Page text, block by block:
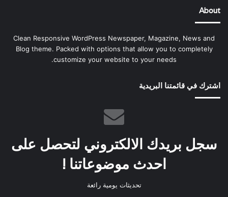
About
Clean Responsive WordPress Newspaper, Magazine, News and
Blog theme. Packed with options that allow you to completely
customize your website to your needs.
اشترك في قائمتنا البريدية
سجل بريدك الالكتروني لتحصل على
احدث موضوعاتنا !
تحديثات يومية رائعة